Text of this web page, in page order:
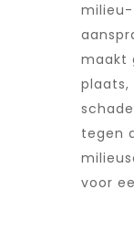
milieu-
maakt
plaats,
tegen
voor